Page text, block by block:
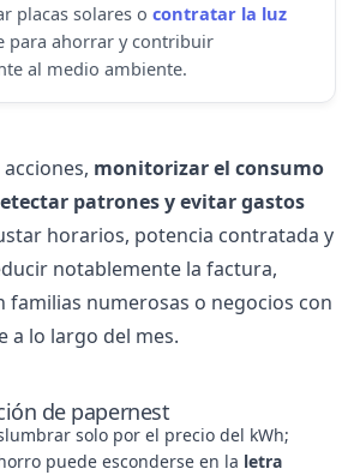
placas solares o contratar la luz
para ahorrar y contribuir
al medio ambiente.
monitorizar el consumo
patrones y evitar gastos
horarios, potencia contratada y
notablemente la factura,
familias numerosas o negocios con
a lo largo del mes.
de papernest
solo por el precio del kWh;
puede esconderse en la letra